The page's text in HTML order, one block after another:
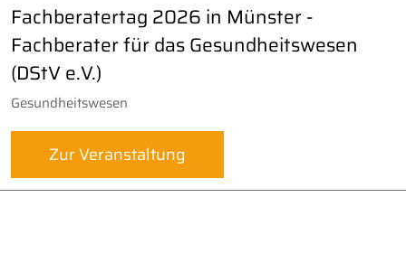
Fachberatertag 2026 in Münster -
Fachberater für das Gesundheitswesen
(DStV e.V.)
Gesundheitswesen
Zur Veranstaltung